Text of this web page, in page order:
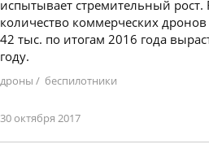
испытывает стремительный рост.
количество коммерческих
42 тыс. по итогам 2016 года
году.
дроны / беспилотники
30 октября 2017